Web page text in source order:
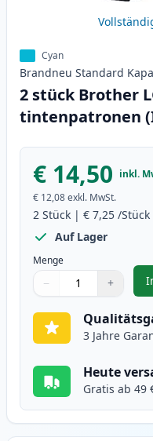
Cyan
Brandneu Standard
2 stück Brother
tintenpatronen
€ 14,50 inkl.
€ 12,08exkl. MwSt.
2 Stück | € 7,25 /Stück
Auf Lager
Menge
Verwenden Sie die
− +
1
3 Jahre
Heute
Gratis ab 49